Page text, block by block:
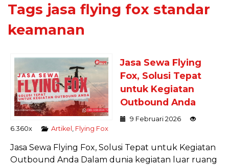
Tags jasa flying fox standar
keamanan
Jasa Sewa Flying
Fox, Solusi Tepat
untuk Kegiatan
Outbound Anda
9 Februari 2026
6.360x
Artikel Flying Fox
Jasa Sewa Flying Fox, Solusi Tepat untuk Kegiatan
Outbound Anda Dalam dunia kegiatan luar ruang